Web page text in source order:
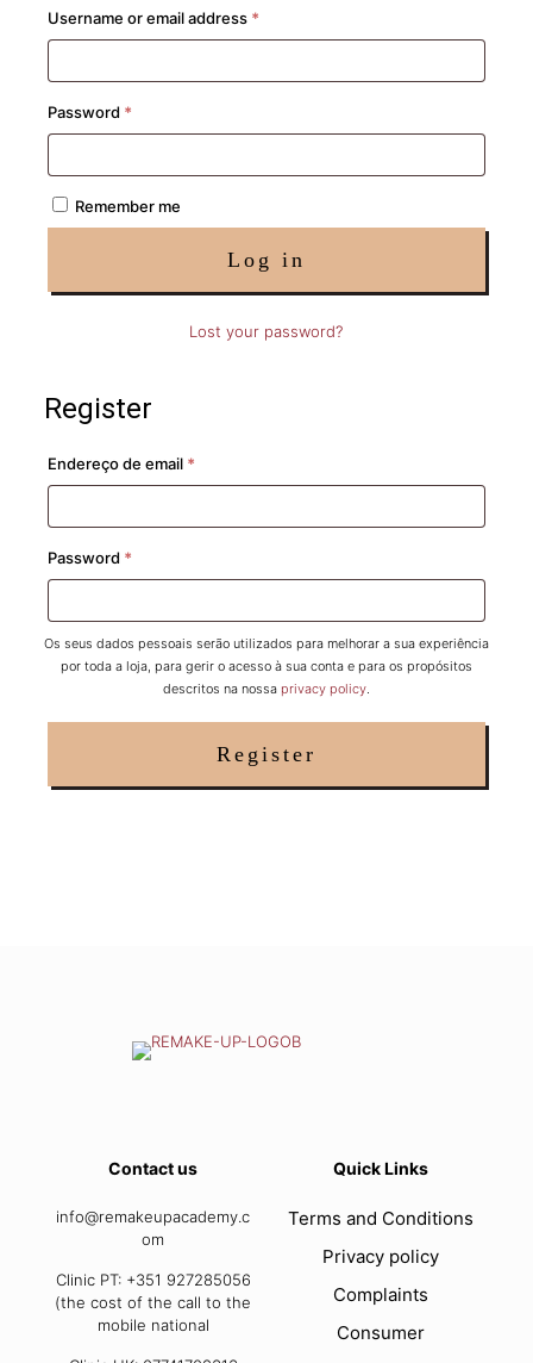
Username or email address *Required
Password *Required
Remember me
Log in
Lost your password?
Register
Endereço de email *Required
Password *Required
Os seus dados pessoais serão utilizados para melhorar a sua experiência
por toda a loja, para gerir o acesso à sua conta e para os propósitos
descritos na nossa privacy policy.
Register
Contact us
info@remakeupacademy.c
om
Clinic PT: +351 927285056
(the cost of the call to the
mobile national
Quick Links
Terms and Conditions
Privacy policy
Complaints
Consumer